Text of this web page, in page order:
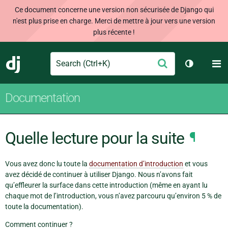
Ce document concerne une version non sécurisée de Django qui
n'est plus prise en charge. Merci de mettre à jour vers une version
plus récente !
Django
Search Envoyer
Changer
Documentation
Quelle lecture pour la suite ¶
Vous avez donc lu toute la documentation d’introduction et vous
avez décidé de continuer à utiliser Django. Nous n’avons fait
qu’effleurer la surface dans cette introduction (même en ayant lu
chaque mot de l’introduction, vous n’avez parcouru qu’environ 5 % de
toute la documentation).
Comment continuer ?